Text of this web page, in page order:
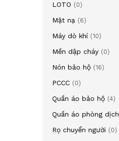
LOTO (0)
Mặt nạ (6)
Máy dò khí (10)
Mền dập cháy (0)
Nón bảo hộ (16)
PCCC (0)
Quần áo bảo hộ (4)
Quần áo phòng dịch
Rọ chuyển người (0)